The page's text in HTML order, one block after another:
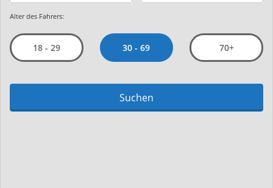
Alter des Fahrers:
18 - 29 30 - 69 70+
Suchen